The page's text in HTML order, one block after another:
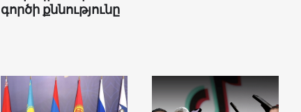
գործի քննությունը